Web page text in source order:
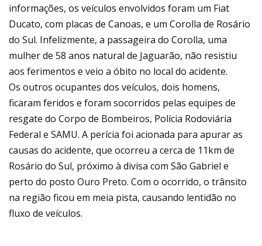
informações, os veículos envolvidos foram um Fiat
Ducato, com placas de Canoas, e um Corolla de Rosário
do Sul. Infelizmente, a passageira do Corolla, uma
mulher de 58 anos natural de Jaguarão, não resistiu
aos ferimentos e veio a óbito no local do acidente.
Os outros ocupantes dos veículos, dois homens,
ficaram feridos e foram socorridos pelas equipes de
resgate do Corpo de Bombeiros, Polícia Rodoviária
Federal e SAMU. A perícia foi acionada para apurar as
causas do acidente, que ocorreu a cerca de 11km de
Rosário do Sul, próximo à divisa com São Gabriel e
perto do posto Ouro Preto. Com o ocorrido, o trânsito
na região ficou em meia pista, causando lentidão no
fluxo de veículos.